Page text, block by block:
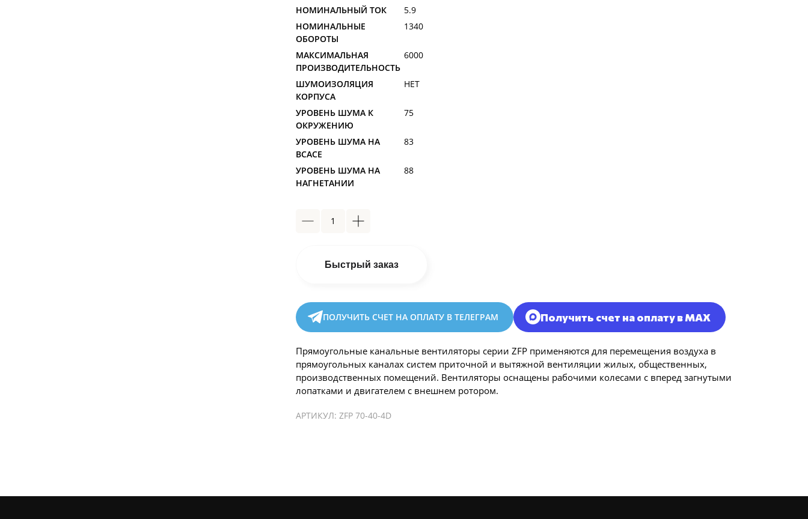
НОМИНАЛЬНЫЙ ТОК
5.9
НОМИНАЛЬНЫЕ
ОБОРОТЫ
1340
МАКСИМАЛЬНАЯ
ПРОИЗВОДИТЕЛЬНОСТЬ
6000
ШУМОИЗОЛЯЦИЯ
КОРПУСА
НЕТ
УРОВЕНЬ ШУМА К
ОКРУЖЕНИЮ
75
УРОВЕНЬ ШУМА НА
ВСАСЕ
83
УРОВЕНЬ ШУМА НА
НАГНЕТАНИИ
88
Быстрый заказ
ПОЛУЧИТЬ СЧЕТ НА ОПЛАТУ В ТЕЛЕГРАМ Получить счет на оплату в MAX
Прямоугольные канальные вентиляторы серии ZFP применяются для перемещения воздуха в
прямоугольных каналах систем приточной и вытяжной вентиляции жилых, общественных,
производственных помещений. Вентиляторы оснащены рабочими колесами с вперед загнутыми
лопатками и двигателем с внешнем ротором.
АРТИКУЛ: ZFP 70-40-4D